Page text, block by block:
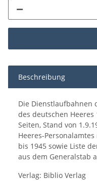
Beschreibung
Die Dienstlaufbahnen
des deutschen Heeres
Seiten, Stand von
Heeres-
bis 1945 sowie Liste
aus dem Generalstab
Verlag: Biblio Verlag